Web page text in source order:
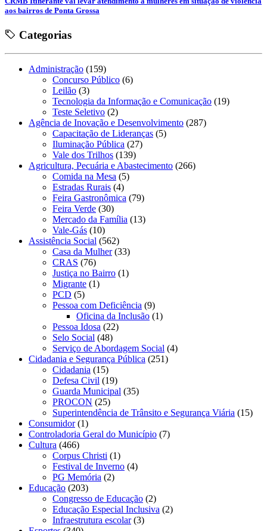
aos bairros de Ponta Grossa
Categorias
Administração (159)
Concurso Público (6)
Leilão (3)
Tecnologia da Informação e Comunicação (19)
Teste Seletivo (2)
Agência de Inovação e Desenvolvimento (287)
Capacitação de Lideranças (5)
Iluminação Pública (27)
Vale dos Trilhos (139)
Agricultura, Pecuária e Abastecimento (266)
Comida na Mesa (5)
Estradas Rurais (4)
Feira Gastronômica (79)
Feira Verde (30)
Mercado da Família (13)
Vale-Gás (10)
Assistência Social (562)
Casa da Mulher(33)
CRAS (76)
Justiça no Bairro (1)
Migrante (1)
PCD (5)
Pessoa com Deficiência (9)
Oficina da Inclusão (1)
Pessoa Idosa (22)
Selo Social (48)
Serviço de Abordagem Social (4)
Cidadania e Segurança Pública (251)
Cidadania (15)
Defesa Civil (19)
Guarda Municipal (35)
PROCON (25)
Superintendência de Trânsito e Segurança Viária (15)
Consumidor(1)
Controladoria Geral do Município (7)
Cultura (466)
Corpus Christi (1)
Festival de Inverno (4)
PG Memória (2)
Educação (203)
Congresso de Educação (2)
Educação Especial Inclusiva (2)
Infraestrutura escolar(3)